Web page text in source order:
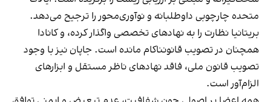
متحده چارچوبی داوطلبانه و نوآوری‌محور را ترجیح می‌دهد.
بریتانیا نظارت را به نهادهای تخصصی واگذار کرده، و کانادا
همچنان در تصویب قانونناکام مانده است. جاپان نیز با وجود
تصویب قانون ملی، فاقد نهادهای ناظر مستقل و ابزارهای
الزام‌آور است.